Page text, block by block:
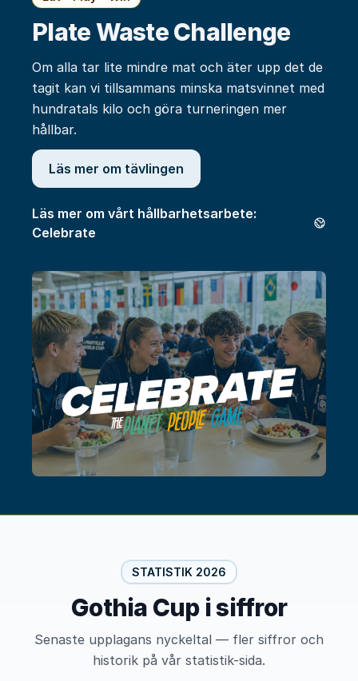
Plate Waste Challenge
Om alla tar lite mindre mat och äter upp det de
tagit kan vi tillsammans minska matsvinnet med
hundratals kilo och göra turneringen mer
hållbar.
Läs mer om tävlingen
Läs mer om vårt hållbarhetsarbete:
Celebrate
STATISTIK 2026
Gothia Cup i siffror
Senaste upplagans nyckeltal — fler siffror och
historik på vår statistik-sida.